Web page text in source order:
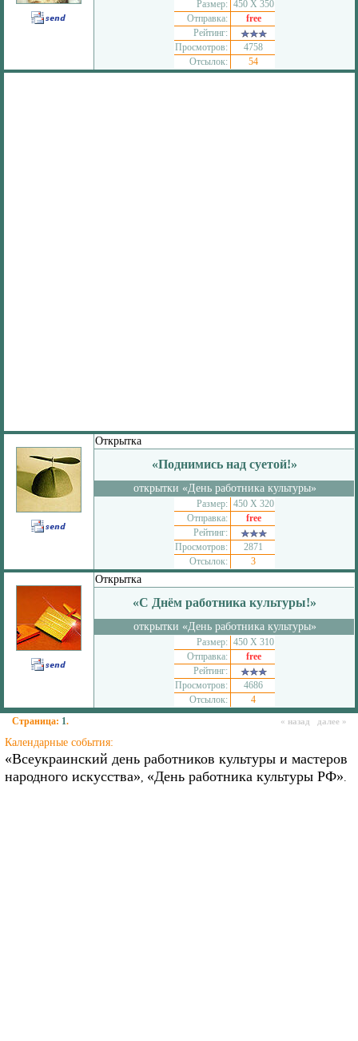
Размер: 450 Х 350
Отправка:
free
Рейтинг:
Просмотров:
4758
Отсылок:
54
Открытка
«Поднимись над суетой!»
открытки «День работника культуры»
Размер: 450 Х 320
Отправка:
free
Рейтинг:
Просмотров:
2871
Отсылок:
3
Открытка
«С Днём работника культуры!»
открытки «День работника культуры»
Размер: 450 Х 310
Отправка:
free
Рейтинг:
Просмотров:
4686
Отсылок:
4
Страница: 1. « назад далее »
Календарные события:
«Всеукраинский день работников культуры и мастеров
народного искусства», «День работника культуры РФ».